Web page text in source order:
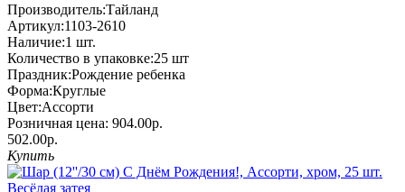
Производитель:Тайланд
Артикул:1103-2610
Наличие:1 шт.
Количество в упаковке:25 шт
Праздник:Рождение ребенка
Форма:Круглые
Цвет:Ассорти
Розничная цена: 904.00р.
502.00р.
Купить